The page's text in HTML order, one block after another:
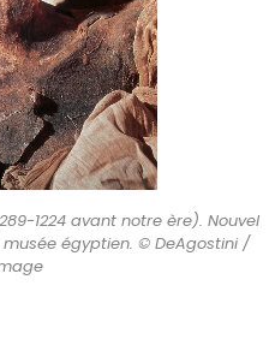
1224 avant notre ère). Nouvel
musée égyptien. © DeAgostini /